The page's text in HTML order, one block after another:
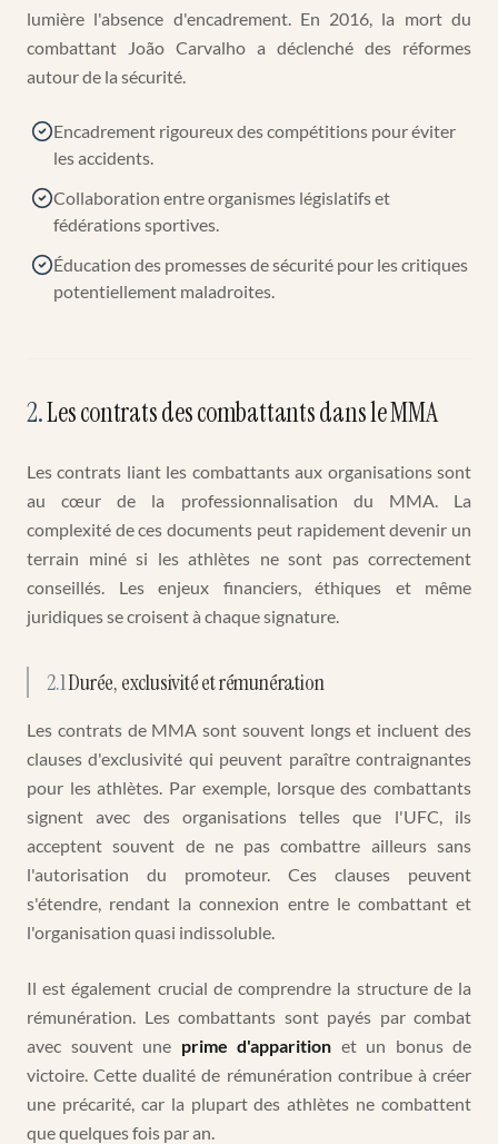
lumière l'absence d'encadrement. En 2016, la mort du
combattant João Carvalho a déclenché des réformes
autour de la sécurité.
Encadrement rigoureux des compétitions pour éviter
les accidents.
Collaboration entre organismes législatifs et
fédérations sportives.
Éducation des promesses de sécurité pour les critiques
potentiellement maladroites.
2.Les contrats des combattants dans le MMA
Les contrats liant les combattants aux organisations sont
au cœur de la professionnalisation du MMA. La
complexité de ces documents peut rapidement devenir un
terrain miné si les athlètes ne sont pas correctement
conseillés. Les enjeux financiers, éthiques et même
juridiques se croisent à chaque signature.
2.1Durée, exclusivité et rémunération
Les contrats de MMA sont souvent longs et incluent des
clauses d'exclusivité qui peuvent paraître contraignantes
pour les athlètes. Par exemple, lorsque des combattants
signent avec des organisations telles que l'UFC, ils
acceptent souvent de ne pas combattre ailleurs sans
l'autorisation du promoteur. Ces clauses peuvent
s'étendre, rendant la connexion entre le combattant et
l'organisation quasi indissoluble.
Il est également crucial de comprendre la structure de la
rémunération. Les combattants sont payés par combat
avec souvent une prime d'apparition et un bonus de
victoire. Cette dualité de rémunération contribue à créer
une précarité, car la plupart des athlètes ne combattent
que quelques fois par an.